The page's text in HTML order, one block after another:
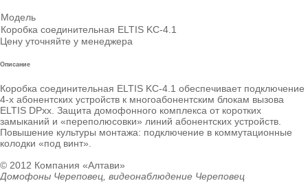
Модель
Коробка соединительная ELTIS KC-4.1
Цену уточняйте у менеджера
Описание
Коробка соединительная ELTIS KC-4.1 обеспечивает подключение
4-х абонентских устройств к многоабонентским блокам вызова
ELTIS DPхх. Защита домофонного комплекса от коротких
замыканий и «переполюсовки» линий абонентских устройств.
Повышение культуры монтажа: подключение в коммутационные
колодки «под винт».
© 2012 Компания «Алтави»
Домофоны Череповец, видеонаблюдение Череповец